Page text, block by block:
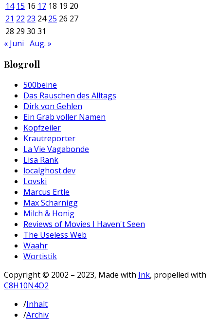
14 15 16 17 18 19 20
21 22 23 24 25 26 27
28 29 30 31
« Juni Aug. »
Blogroll
500beine
Das Rauschen des Alltags
Dirk von Gehlen
Ein Grab voller Namen
Kopfzeiler
Krautreporter
La Vie Vagabonde
Lisa Rank
localghost.dev
Lovski
Marcus Ertle
Max Scharnigg
Milch & Honig
Reviews of Movies I Haven't Seen
The Useless Web
Waahr
Wortistik
Copyright © 2002 – 2023, Made with Ink, propelled with
C8H10N4O2
/Inhalt
/Archiv